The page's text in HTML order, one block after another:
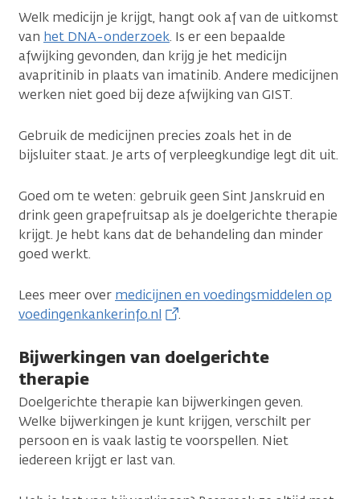
Welk medicijn je krijgt, hangt ook af van de uitkomst
van het DNA-onderzoek. Is er een bepaalde
afwijking gevonden, dan krijg je het medicijn
avapritinib in plaats van imatinib. Andere medicijnen
werken niet goed bij deze afwijking van GIST.
Gebruik de medicijnen precies zoals het in de
bijsluiter staat. Je arts of verpleegkundige legt dit uit.
Goed om te weten: gebruik geen Sint Janskruid en
drink geen grapefruitsap als je doelgerichte therapie
krijgt. Je hebt kans dat de behandeling dan minder
goed werkt.
Lees meer over medicijnen en voedingsmiddelen op
voedingenkankerinfo.nl
.
Bijwerkingen van doelgerichte
therapie
Doelgerichte therapie kan bijwerkingen geven.
Welke bijwerkingen je kunt krijgen, verschilt per
persoon en is vaak lastig te voorspellen. Niet
iedereen krijgt er last van.